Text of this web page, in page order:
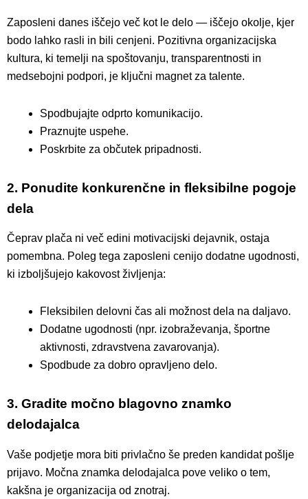
Zaposleni danes iščejo več kot le delo — iščejo okolje, kjer
bodo lahko rasli in bili cenjeni. Pozitivna organizacijska
kultura, ki temelji na spoštovanju, transparentnosti in
medsebojni podpori, je ključni magnet za talente.
Spodbujajte odprto komunikacijo.
Praznujte uspehe.
Poskrbite za občutek pripadnosti.
2. Ponudite konkurenčne in fleksibilne pogoje
dela
Čeprav plača ni več edini motivacijski dejavnik, ostaja
pomembna. Poleg tega zaposleni cenijo dodatne ugodnosti,
ki izboljšujejo kakovost življenja:
Fleksibilen delovni čas ali možnost dela na daljavo.
Dodatne ugodnosti (npr. izobraževanja, športne
aktivnosti, zdravstvena zavarovanja).
Spodbude za dobro opravljeno delo.
3. Gradite močno blagovno znamko
delodajalca
Vaše podjetje mora biti privlačno še preden kandidat pošlje
prijavo. Močna znamka delodajalca pove veliko o tem,
kakšna je organizacija od znotraj.